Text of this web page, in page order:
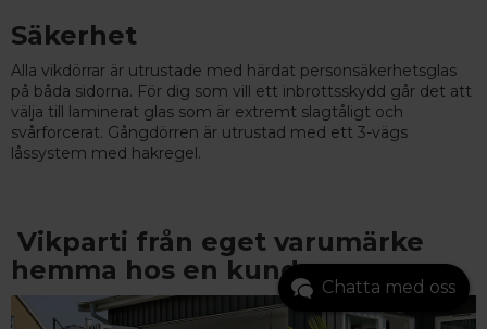
Säkerhet
Alla vikdörrar är utrustade med härdat personsäkerhetsglas
på båda sidorna. För dig som vill ett inbrottsskydd går det att
välja till laminerat glas som är extremt slagtåligt och
svårforcerat. Gångdörren är utrustad med ett 3-vägs
låssystem med hakregel.
Vikparti från eget varumärke
hemma hos en kund
Chatta med oss